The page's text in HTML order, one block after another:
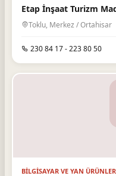
Etap İnşaat Turizm
Toklu, Merkez / Ortahisar
230 84 17 - 223 80 50
BILGISAYAR VE YAN